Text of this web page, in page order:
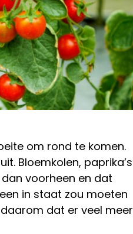
om rond te komen.
Bloemkolen, paprika’s
voorheen en dat
in staat zou moeten
dat er veel meer